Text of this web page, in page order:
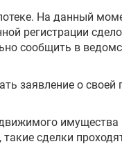
На данный
регистрации
сообщить в
заявление о своей
сделки